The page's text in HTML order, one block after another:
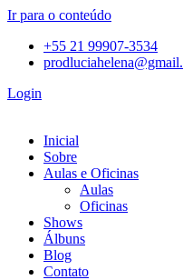
Ir para o conteúdo
+55 21 99907-3534
Login
Inicial
Sobre
Aulas e Oficinas
Aulas
Oficinas
Shows
Álbuns
Blog
Contato